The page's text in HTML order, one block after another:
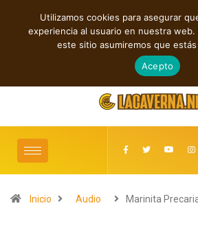
TENDENCIAS
Cuatro lanzamientos independientes entre
agosto 6, 2026
Inicio Audio Marinita
Utilizamos cookies para asegurar
experiencia al usuario en nuestra web.
este sitio asumiremos que
Acepto